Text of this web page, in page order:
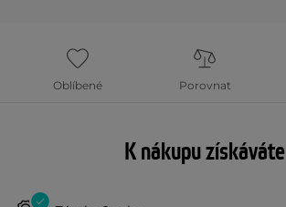
Oblíbené Porovnat
K nákupu získáváte